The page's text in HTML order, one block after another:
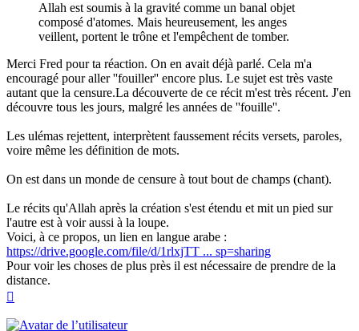
Allah est soumis à la gravité comme un banal objet
composé d'atomes. Mais heureusement, les anges
veillent, portent le trône et l'empêchent de tomber.
Merci Fred pour ta réaction. On en avait déjà parlé. Cela m'a
encouragé pour aller ''fouiller'' encore plus. Le sujet est très vaste
autant que la censure.La découverte de ce récit m'est très récent. J'en
découvre tous les jours, malgré les années de ''fouille''.
Les ulémas rejettent, interprètent faussement récits versets, paroles,
voire même les définition de mots.
On est dans un monde de censure à tout bout de champs (chant).
Le récits qu'Allah après la création s'est étendu et mit un pied sur
l'autre est à voir aussi à la loupe.
Voici, à ce propos, un lien en langue arabe :
https://drive.google.com/file/d/1rlxjTT ... sp=sharing
Pour voir les choses de plus près il est nécessaire de prendre de la
distance.